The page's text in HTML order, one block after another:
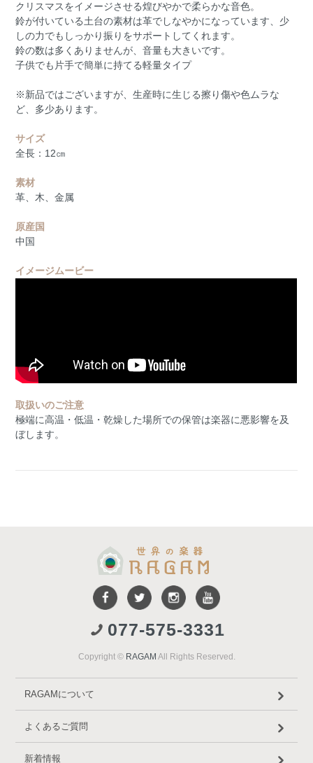
クリスマスをイメージさせる煌びやかで柔らかな音色。
鈴が付いている土台の素材は革でしなやかになっています、少
しの力でもしっかり振りをサポートしてくれます。
鈴の数は多くありませんが、音量も大きいです。
子供でも片手で簡単に持てる軽量タイプ
※新品ではございますが、生産時に生じる擦り傷や色ムラな
ど、多少あります。
サイズ
全長：12㎝
素材
革、木、金属
原産国
中国
イメージムービー
取扱いのご注意
極端に高温・低温・乾燥した場所での保管は楽器に悪影響を及
ぼします。
077-575-3331
Copyright © RAGAM All Rights Reserved.
RAGAMについて
よくあるご質問
新着情報